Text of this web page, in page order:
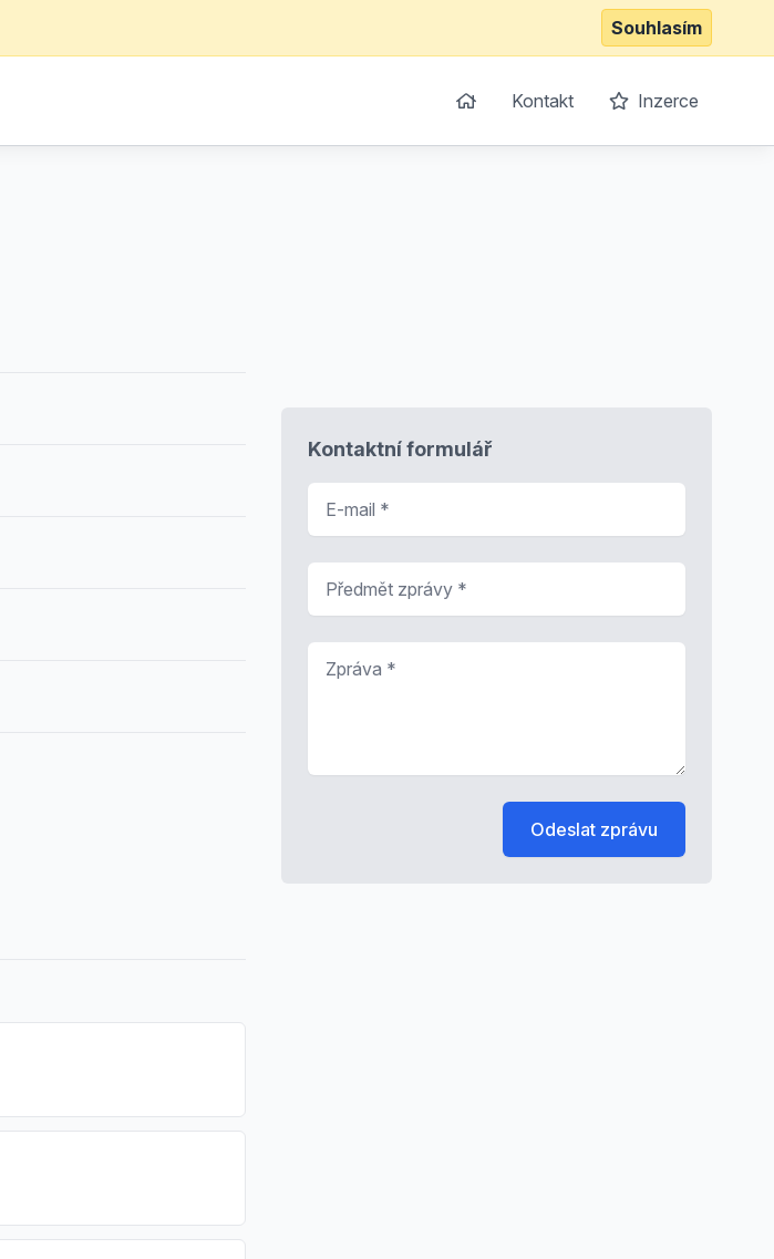
Souhlasím
Kontakt Inzerce
Kontaktní formulář
Odeslat zprávu